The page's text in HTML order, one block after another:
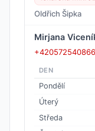
Oldřich Šipka
Mirjana
+420572540866
DEN
Pondělí
Úterý
Středa